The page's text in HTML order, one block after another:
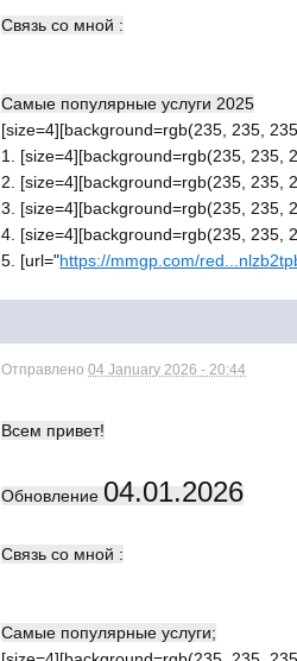
Связь со мной :
Самые популярные услуги 2025
[size=4][background=rgb(235, 235,
1. [size=4][background=rgb(235, 235,
2. [size=4][background=rgb(235, 235,
3. [size=4][background=rgb(235, 235,
4. [size=4][background=rgb(235, 235,
5. [url="https://mmgp.com/
Отправлено04 January 2026 - 20:44
Всем привет!
Обновление 04.01.2026
Связь со мной :
Самые популярные услуги;